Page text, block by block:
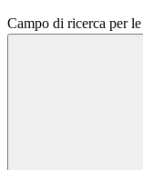
Campo di ricerca per